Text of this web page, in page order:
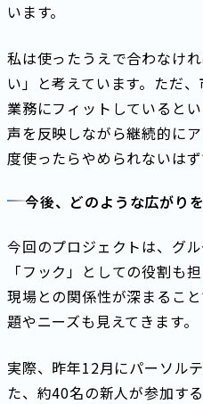
います。
私は使ったうえで合わなけ
い」と考えています。ただ
業務にフィットしていると
声を反映しながら継続的に
度使ったらやめられないはず
今後、どのような広がり
今回のプロジェクトは、グ
「フック」としての役割も
現場との関係性が深まるこ
題やニーズも見えてきます。
実際、昨年12月にパーソル
た、約40名の新人が参加す